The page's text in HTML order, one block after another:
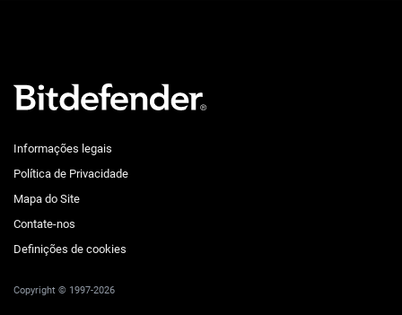
Informações legais
Política de Privacidade
Mapa do Site
Contate-nos
Definições de cookies
Copyright © 1997-2026